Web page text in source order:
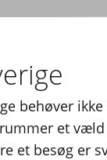
behøver
et
et besøg er